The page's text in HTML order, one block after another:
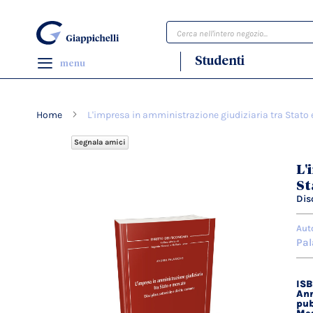
Cerca
menu Studenti
Home L'impresa in amministrazione giudiziaria tra Stato
Segnala amici